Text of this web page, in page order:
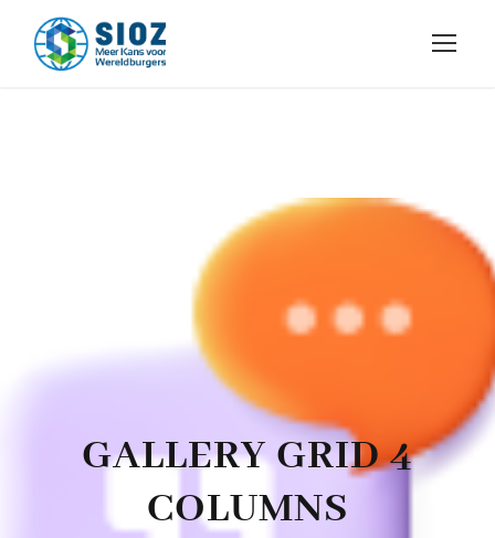
GALLERY GRID 4
COLUMNS